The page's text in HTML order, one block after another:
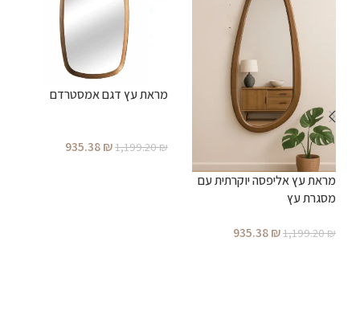
מראת עץ אליפסה יוקרתית עם
מסגרת עץ
1,199.20₪
935.38₪
מראת עץ דגם אמסטרדם
1,199.20₪
935.38₪